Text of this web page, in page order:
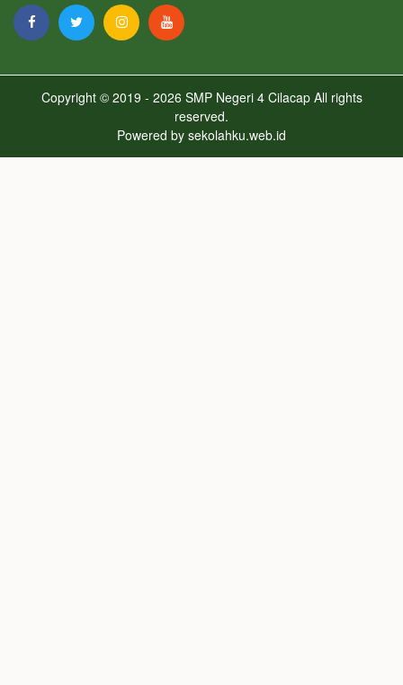
Copyright © 2019 - 2026 SMP Negeri 4 CilacapAll rights
reserved.
Powered by sekolahku.web.id